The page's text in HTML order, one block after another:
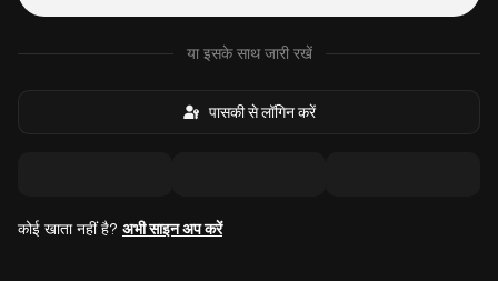
या इसके साथ जारी रखें
पासकी से लॉगिन करें
कोई खाता नहीं है? अभी साइन अप करें